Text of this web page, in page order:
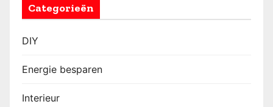
Categorieën
DIY
Energie besparen
Interieur